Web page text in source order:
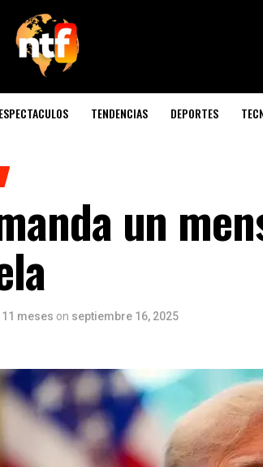
ESPECTACULOS TENDENCIAS DEPORTES
un
11 meses on septiembre 16, 2025